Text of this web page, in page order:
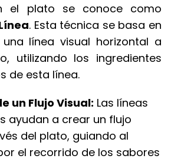
el plato se conoce como
. Esta técnica se basa en
línea visual horizontal a
utilizando los ingredientes
de esta línea.
un Flujo Visual: Las líneas
ayudan a crear un flujo
del plato, guiando al
el recorrido de los sabores